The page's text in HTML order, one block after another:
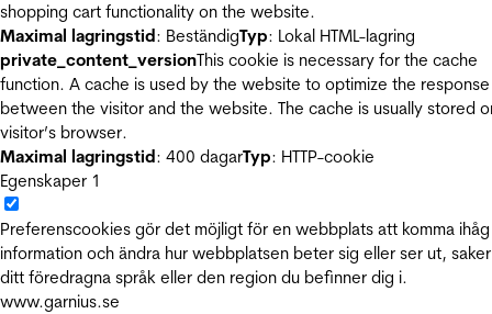
shopping cart functionality on the website.
Maximal lagringstid: BeständigTyp: Lokal HTML-lagring
private_content_versionThis cookie is necessary for the cache
function. A cache is used by the website to optimize the
between the visitor and the website. The cache is usually stored
visitor’s browser.
Maximal lagringstid: 400 dagarTyp: HTTP-cookie
Egenskaper 1
Preferenscookies gör det möjligt för en webbplats att komma ihåg
information och ändra hur webbplatsen beter sig eller ser ut,
ditt föredragna språk eller den region du befinner dig i.
www.garnius.se